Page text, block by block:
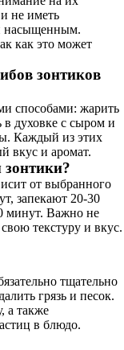
не иметь
насыщенным.
как это может
зонтиков
способами: жарить
в духовке с сыром и
Каждый из этих
вкус и аромат.
от выбранного
запекают 20-30
минут. Важно не
текстуру и вкус.
тщательно
грязь и песок.
а также
в блюдо.